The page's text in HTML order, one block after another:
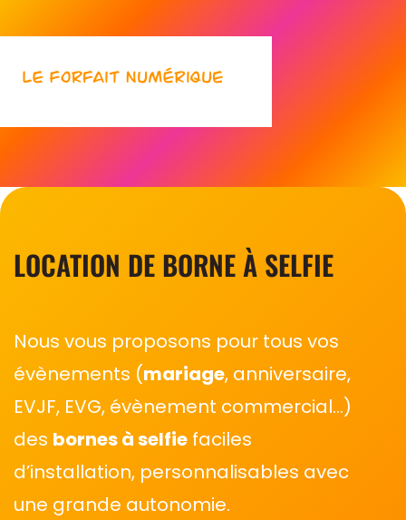
LOCATION DE BORNE À SELFIE
Nous vous proposons pour tous vos
évènements (mariage, anniversaire,
EVJF, EVG, évènement commercial…)
des bornes à selfie faciles
d’installation, personnalisables avec
une grande autonomie.